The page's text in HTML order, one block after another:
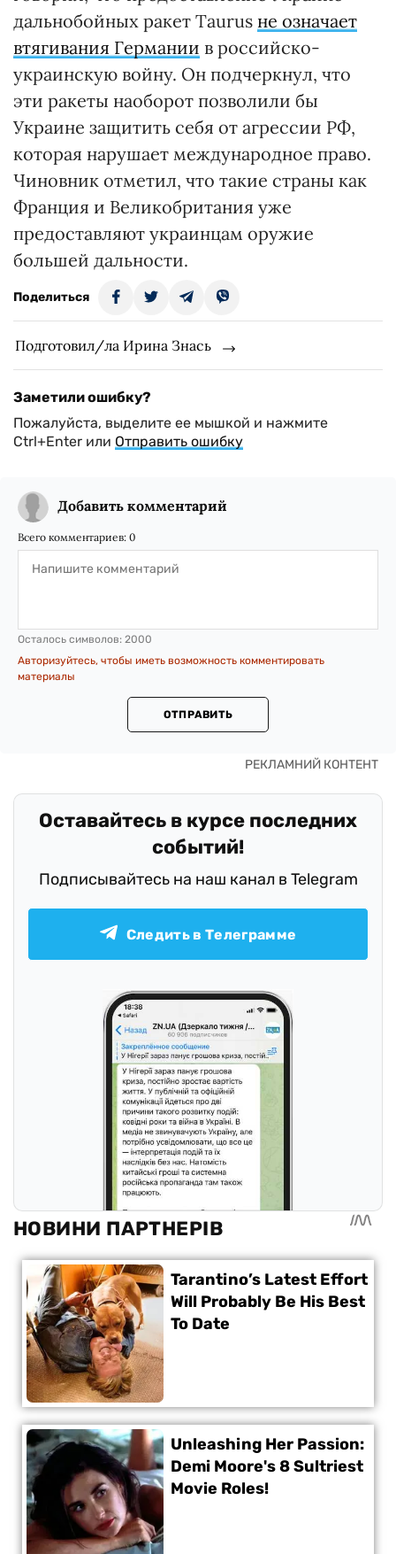
дальнобойных ракет Taurus не означает
втягивания Германии в российско-
украинскую войну. Он подчеркнул, что
эти ракеты наоборот позволили бы
Украине защитить себя от агрессии РФ,
которая нарушает международное право.
Чиновник отметил, что такие страны как
Франция и Великобритания уже
предоставляют украинцам оружие
большей дальности.
Поделиться
Подготовил/ла Ирина Знась
Заметили ошибку?
Пожалуйста, выделите ее мышкой и нажмите
Ctrl+Enter или Отправить ошибку
Добавить комментарий
Всего комментариев: 0
Осталось символов: 2000
Авторизуйтесь, чтобы иметь возможность комментировать
материалы
ОТПРАВИТЬ
Оставайтесь в курсе последних
событий!
Подписывайтесь на наш канал в Telegram
Следить в Телеграмме